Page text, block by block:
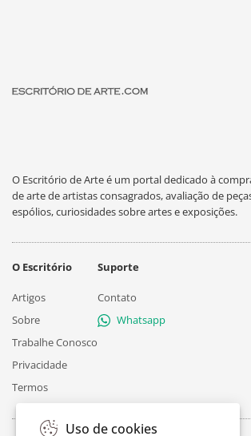
O Escritório de Arte é um portal dedicado à
de arte de artistas consagrados, avaliação de
espólios, curiosidades sobre artes e exposições.
O Escritório
Artigos
Sobre
Trabalhe Conosco
Privacidade
Termos
Suporte
Contato
Whatsapp
Uso de cookies